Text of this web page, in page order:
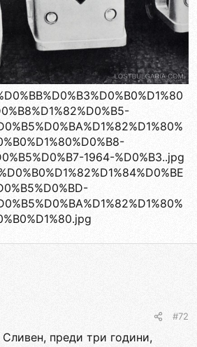
#72
преди три години,